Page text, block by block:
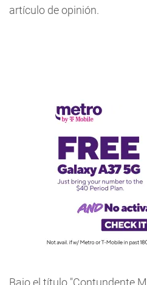
artículo de opinión.
Bajo el título "Contundente